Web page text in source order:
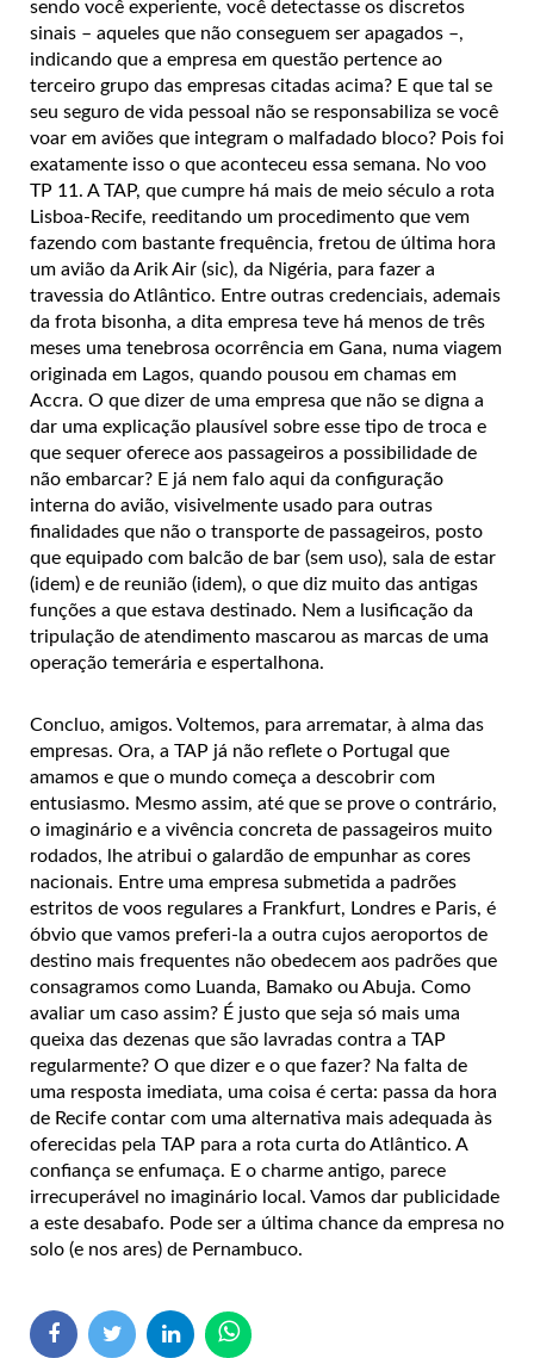
sendo você experiente, você detectasse os discretos
sinais – aqueles que não conseguem ser apagados –,
indicando que a empresa em questão pertence ao
terceiro grupo das empresas citadas acima? E que tal se
seu seguro de vida pessoal não se responsabiliza se você
voar em aviões que integram o malfadado bloco? Pois foi
exatamente isso o que aconteceu essa semana. No voo
TP 11. A TAP, que cumpre há mais de meio século a rota
Lisboa-Recife, reeditando um procedimento que vem
fazendo com bastante frequência, fretou de última hora
um avião da Arik Air (sic), da Nigéria, para fazer a
travessia do Atlântico. Entre outras credenciais, ademais
da frota bisonha, a dita empresa teve há menos de três
meses uma tenebrosa ocorrência em Gana, numa viagem
originada em Lagos, quando pousou em chamas em
Accra. O que dizer de uma empresa que não se digna a
dar uma explicação plausível sobre esse tipo de troca e
que sequer oferece aos passageiros a possibilidade de
não embarcar? E já nem falo aqui da configuração
interna do avião, visivelmente usado para outras
finalidades que não o transporte de passageiros, posto
que equipado com balcão de bar (sem uso), sala de estar
(idem) e de reunião (idem), o que diz muito das antigas
funções a que estava destinado. Nem a lusificação da
tripulação de atendimento mascarou as marcas de uma
operação temerária e espertalhona.
Concluo, amigos. Voltemos, para arrematar, à alma das
empresas. Ora, a TAP já não reflete o Portugal que
amamos e que o mundo começa a descobrir com
entusiasmo. Mesmo assim, até que se prove o contrário,
o imaginário e a vivência concreta de passageiros muito
rodados, lhe atribui o galardão de empunhar as cores
nacionais. Entre uma empresa submetida a padrões
estritos de voos regulares a Frankfurt, Londres e Paris, é
óbvio que vamos preferi-la a outra cujos aeroportos de
destino mais frequentes não obedecem aos padrões que
consagramos como Luanda, Bamako ou Abuja. Como
avaliar um caso assim? É justo que seja só mais uma
queixa das dezenas que são lavradas contra a TAP
regularmente? O que dizer e o que fazer? Na falta de
uma resposta imediata, uma coisa é certa: passa da hora
de Recife contar com uma alternativa mais adequada às
oferecidas pela TAP para a rota curta do Atlântico. A
confiança se enfumaça. E o charme antigo, parece
irrecuperável no imaginário local. Vamos dar publicidade
a este desabafo. Pode ser a última chance da empresa no
solo (e nos ares) de Pernambuco.